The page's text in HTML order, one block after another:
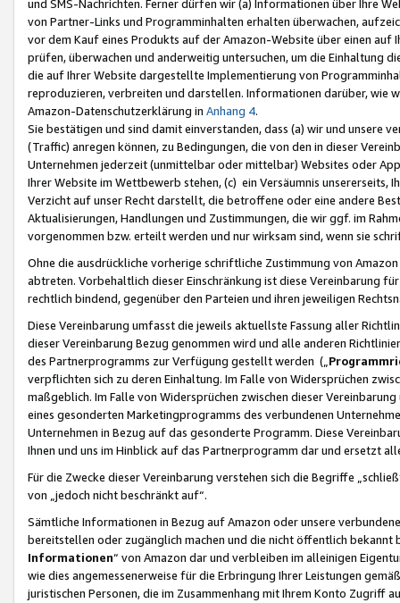
und SMS-Nachrichten. Ferner dürfen wir (a) Informationen über Ihre
von Partner-Links und Programminhalten erhalten überwachen,
vor dem Kauf eines Produkts auf der Amazon-Website über einen
prüfen, überwachen und anderweitig untersuchen, um die Einhaltung
die auf Ihrer Website dargestellte Implementierung von
reproduzieren, verbreiten und darstellen. Informationen darüber, wie
Amazon-Datenschutzerklärung in Anhang 4.
Sie bestätigen und sind damit einverstanden, dass (a) wir und
(Traffic) anregen können, zu Bedingungen, die von den in dieser
Unternehmen jederzeit (unmittelbar oder mittelbar) Websites oder
Ihrer Website im Wettbewerb stehen, (c) ein Versäumnis unsererseits,
Verzicht auf unser Recht darstellt, die betroffene oder eine andere
Aktualisierungen, Handlungen und Zustimmungen, die wir ggf. im
vorgenommen bzw. erteilt werden und nur wirksam sind, wenn sie
Ohne die ausdrückliche vorherige schriftliche Zustimmung von
abtreten. Vorbehaltlich dieser Einschränkung ist diese Vereinbarung
rechtlich bindend, gegenüber den Parteien und ihren jeweiligen
Diese Vereinbarung umfasst die jeweils aktuellste Fassung aller
dieser Vereinbarung Bezug genommen wird und alle anderen
des Partnerprogramms zur Verfügung gestellt werden („
verpflichten sich zu deren Einhaltung. Im Falle von Widersprüchen
maßgeblich. Im Falle von Widersprüchen zwischen dieser
eines gesonderten Marketingprogramms des verbundenen
Unternehmen in Bezug auf das gesonderte Programm. Diese
Ihnen und uns im Hinblick auf das Partnerprogramm dar und ersetzt
Für die Zwecke dieser Vereinbarung verstehen sich die Begriffe
von „jedoch nicht beschränkt auf“.
Sämtliche Informationen in Bezug auf Amazon oder unsere
bereitstellen oder zugänglich machen und die nicht öffentlich
Informationen“ von Amazon dar und verbleiben im alleinigen
wie dies angemessenerweise für die Erbringung Ihrer Leistungen
juristischen Personen, die im Zusammenhang mit Ihrem Konto